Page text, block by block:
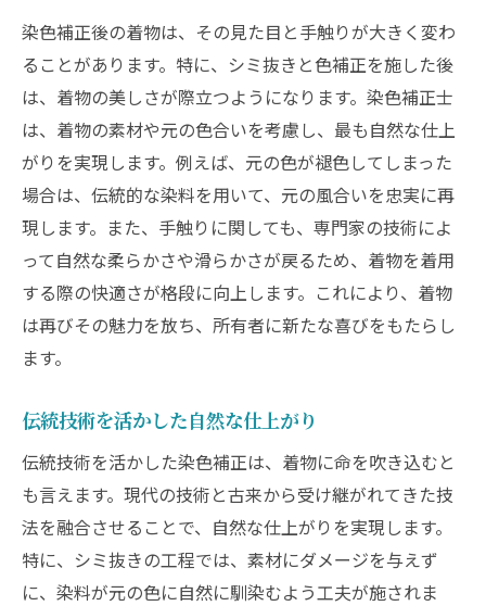
染色補正後の着物は、その見た目と手触りが大きく変わ
ることがあります。特に、シミ抜きと色補正を施した後
は、着物の美しさが際立つようになります。染色補正士
は、着物の素材や元の色合いを考慮し、最も自然な仕上
がりを実現します。例えば、元の色が褪色してしまった
場合は、伝統的な染料を用いて、元の風合いを忠実に再
現します。また、手触りに関しても、専門家の技術によ
って自然な柔らかさや滑らかさが戻るため、着物を着用
する際の快適さが格段に向上します。これにより、着物
は再びその魅力を放ち、所有者に新たな喜びをもたらし
ます。
伝統技術を活かした自然な仕上がり
伝統技術を活かした染色補正は、着物に命を吹き込むと
も言えます。現代の技術と古来から受け継がれてきた技
法を融合させることで、自然な仕上がりを実現します。
特に、シミ抜きの工程では、素材にダメージを与えず
に、染料が元の色に自然に馴染むよう工夫が施されま